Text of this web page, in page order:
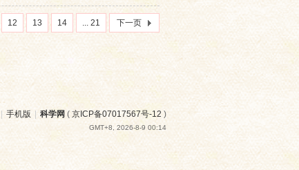
12 13 14 ... 21 下一页
手机版 科学网 ( 京ICP备07017567号-12 )
GMT+8, 2026-8-9 00:14